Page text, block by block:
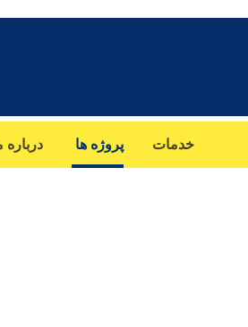
خدمات پروژه ها درباره